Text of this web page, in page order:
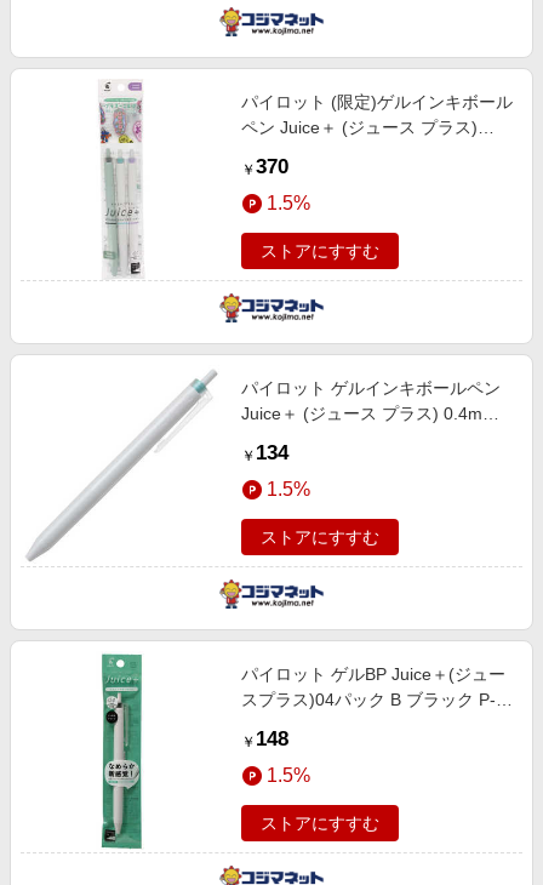
パイロット (限定)ゲルインキボール
ペン Juice＋ (ジュース プラス)
￥ 370
1.5%
ストアにすすむ
パイロット ゲルインキボールペン
Juice＋ (ジュース プラス) 0.4mm
￥ 134
1.5%
ストアにすすむ
パイロット ゲルBP Juice＋(ジュー
スプラス)04パック B ブラック P-
￥ 148
1.5%
ストアにすすむ